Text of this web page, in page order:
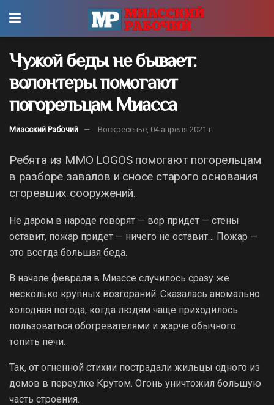
Чужой беды не бывает:
волонтеры помогают
погорельцам Миасса
Миасский Рабочий Воскресенье, 04 апреля 2021 г.
Ребята из MMO LOGOS помогают погорельцам
в разборе завалов и сносе старого основания
сгоревших сооружений.
Не даром в народе говорят — вор придет — стены
оставит, пожар придет — ничего не оставит… Пожар —
это всегда большая беда.
В начале февраля в Миассе случилось сразу же
несколько крупных возгораний. Сказалась аномально
холодная погода, когда людям чаще приходилось
пользоваться обогревателями и жарче обычного
топить печи.
Так, от огненной стихии пострадали жильцы одного из
домов в переулке Крутом. Огонь уничтожил большую
часть строения.